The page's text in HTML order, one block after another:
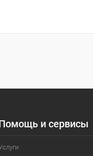
Сравнение
и сервисы